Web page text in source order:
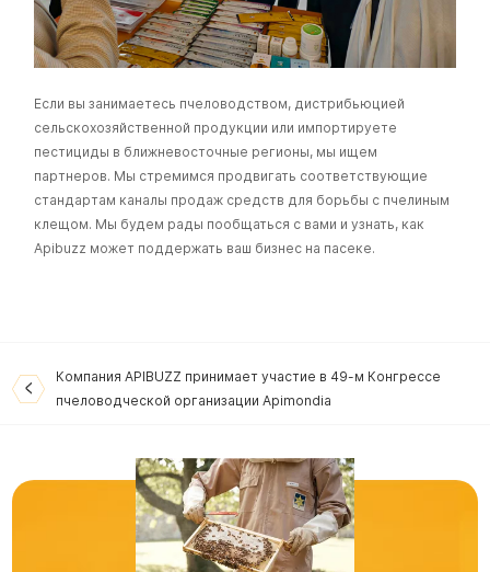
Если вы занимаетесь пчеловодством, дистрибьюцией
сельскохозяйственной продукции или импортируете
пестициды в ближневосточные регионы, мы ищем
партнеров. Мы стремимся продвигать соответствующие
стандартам каналы продаж средств для борьбы с пчелиным
клещом. Мы будем рады пообщаться с вами и узнать, как
Apibuzz может поддержать ваш бизнес на пасеке.
Компания APIBUZZ принимает участие в 49-м Конгрессе
пчеловодческой организации Apimondia